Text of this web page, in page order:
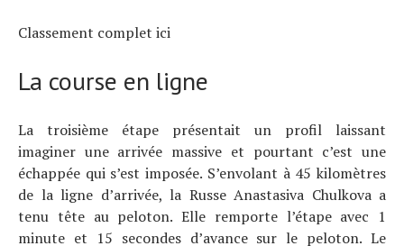
Classement complet ici
La course en ligne
La troisième étape présentait un profil laissant
imaginer une arrivée massive et pourtant c’est une
échappée qui s’est imposée. S’envolant à 45 kilomètres
de la ligne d’arrivée, la Russe Anastasiva Chulkova a
tenu tête au peloton. Elle remporte l’étape avec 1
minute et 15 secondes d’avance sur le peloton. Le